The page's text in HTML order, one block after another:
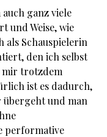
ganz viele
und Weise, wie
als Schauspielerin
den ich selbst
mir trotzdem
ist es dadurch,
übergeht und man
performative